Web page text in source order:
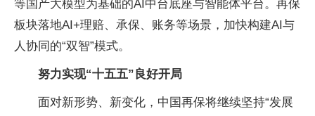
等国产大模型为基础的AI中台底座与智能体平台。再保
板块落地AI+理赔、承保、账务等场景，加快构建AI与
人协同的“双智”模式。
努力实现“十五五”良好开局
面对新形势、新变化，中国再保将继续坚持“发展